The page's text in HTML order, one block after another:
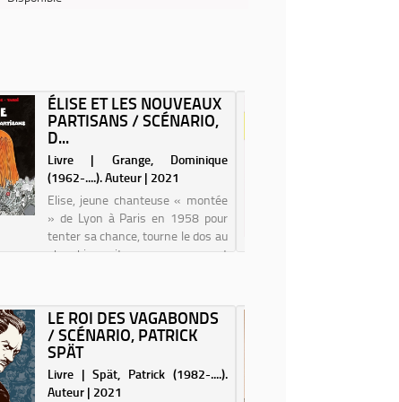
ÉLISE ET LES NOUVEAUX
PARTISANS / SCÉNARIO,
D...
Livre | Grange, Dominique
(1962-....). Auteur | 2021
Elise, jeune chanteuse « montée
» de Lyon à Paris en 1958 pour
tenter sa chance, tourne le dos au
showbiz suite au mouvement
contre l'...
LE ROI DES VAGABONDS
/ SCÉNARIO, PATRICK
SPÄT
Livre | Spät, Patrick (1982-....).
Auteur | 2021